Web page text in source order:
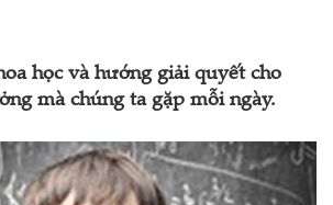
học và hướng giải quyết cho
mà chúng ta gặp mỗi ngày.